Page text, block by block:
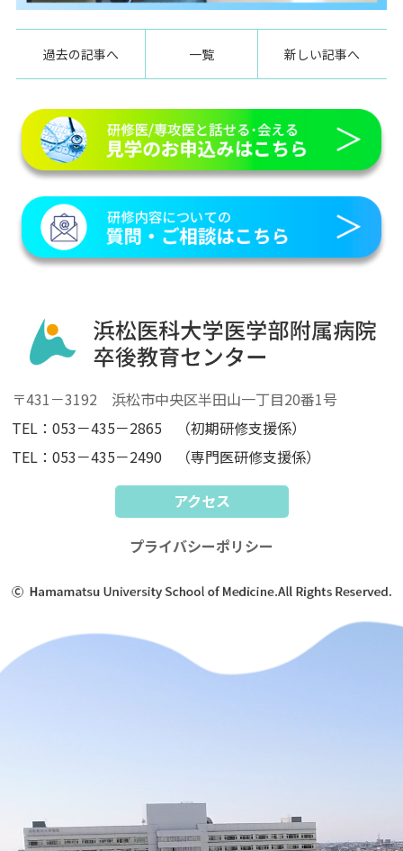
過去の記事へ 一覧 新しい記事へ
〒431－3192 浜松市中央区半田山一丁目20番1号
TEL：053－435－2865 （初期研修支援係）
TEL：053－435－2490 （専門医研修支援係）
アクセス
プライバシーポリシー